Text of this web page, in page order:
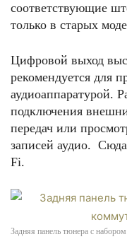
соответствующие
только в старых
Цифровой выход
рекомендуется для
аудиоаппаратурой.
подключения
передач или
записей аудио.
Fi.
Задняя панель тюнера с